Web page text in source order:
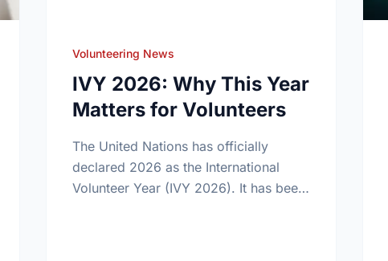
Volunteering News
IVY 2026: Why This Year
Matters for Volunteers
The United Nations has officially
declared 2026 as the International
Volunteer Year (IVY 2026). It has been